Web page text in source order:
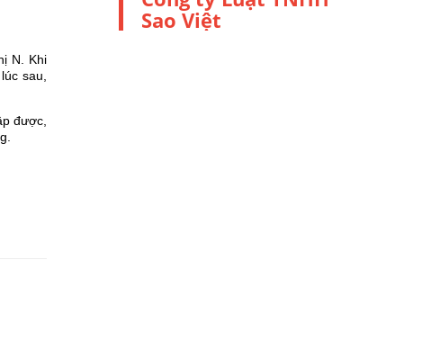
N. Khi
sau,
được,
Sao Việt